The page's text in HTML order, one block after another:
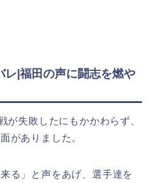
レ|福田の声に闘志を燃や
が失敗したにもかかわらず、
がありました。
る」と声をあげ、選手達を